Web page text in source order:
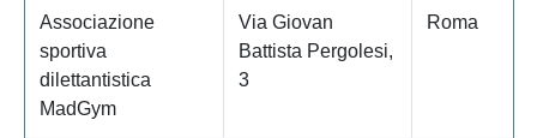
Associazione
sportiva
dilettantistica
MadGym
Via Giovan
Battista Pergolesi,
3
Roma